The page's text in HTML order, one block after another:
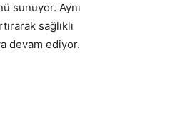
sunuyor. Aynı
sağlıklı
devam ediyor.